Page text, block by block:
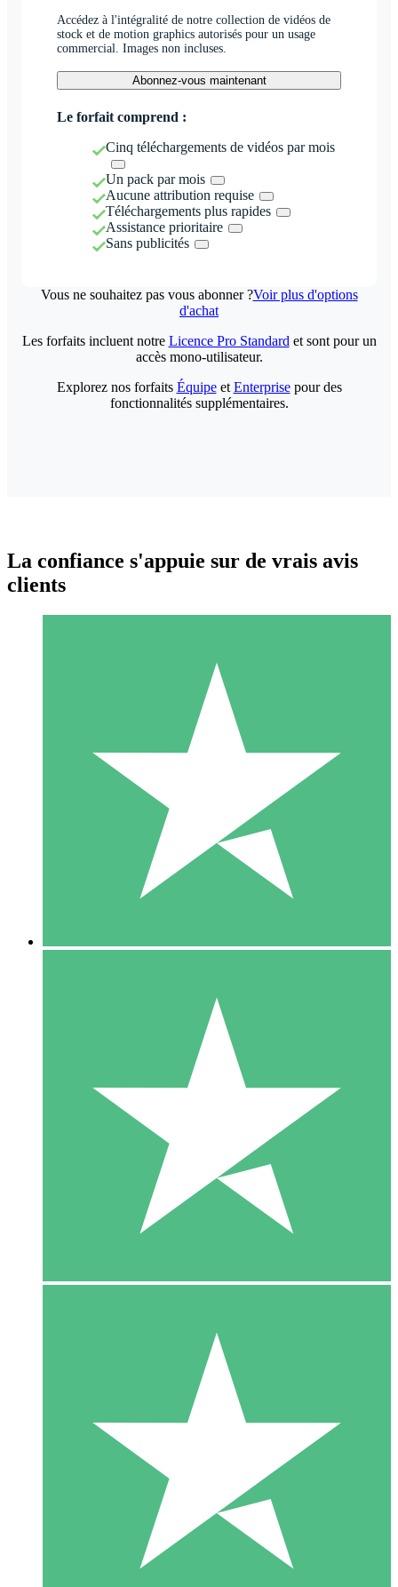
Accédez à l'intégralité de notre collection de vidéos de
stock et de motion graphics autorisés pour un usage
commercial. Images non incluses.
Abonnez-vous maintenant
Le forfait comprend :
Cinq téléchargements de vidéos par mois
Un pack par mois
Aucune attribution requise
Téléchargements plus rapides
Assistance prioritaire
Sans publicités
Vous ne souhaitez pas vous abonner ?Voir plus d'options
d'achat
Packs de Crédits Individuels
Payez à l'utilisation avec des crédits de téléchargement. Sans
1 Téléchargement
10 00
10 Téléchargements
20 00
Les forfaits incluent notre Licence Pro Standard et sont pour un
accès mono-utilisateur.
Explorez nos forfaits Équipeet Enterprisepour des
fonctionnalités supplémentaires.
La confiance s'appuie sur de vrais avis
clients